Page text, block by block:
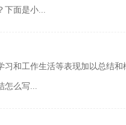
下面是小...
和工作生活等表现加以总结
怎么写...